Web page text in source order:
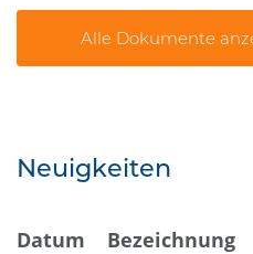
Neuigkeiten
Datum Bezeichnung